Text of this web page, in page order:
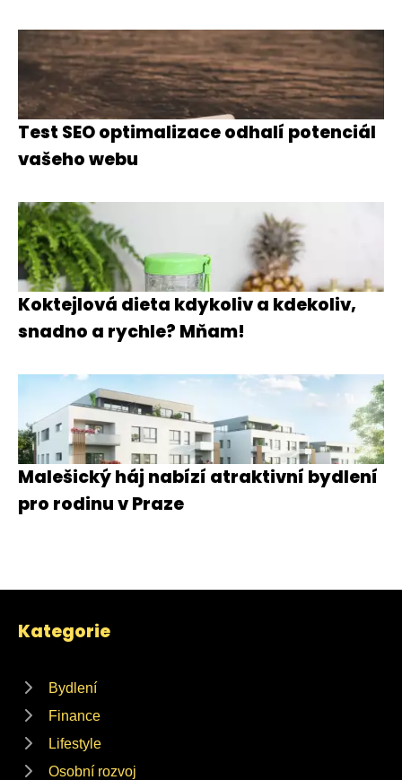
Test SEO optimalizace odhalí potenciál
vašeho webu
Koktejlová dieta kdykoliv a kdekoliv,
snadno a rychle? Mňam!
Malešický háj nabízí atraktivní bydlení
pro rodinu v Praze
Kategorie
Bydlení
Finance
Lifestyle
Osobní rozvoj